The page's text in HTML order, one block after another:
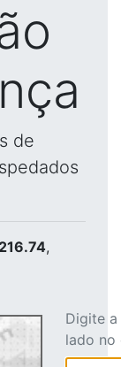
de
,
Digite
lado no